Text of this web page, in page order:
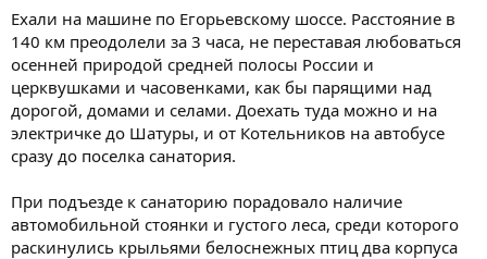
Ехали на машине по Егорьевскому шоссе. Расстояние в
140 км преодолели за 3 часа, не переставая любоваться
осенней природой средней полосы России и
церквушками и часовенками, как бы парящими над
дорогой, домами и селами. Доехать туда можно и на
электричке до Шатуры, и от Котельников на автобусе
сразу до поселка санатория.
При подъезде к санаторию порадовало наличие
автомобильной стоянки и густого леса, среди которого
раскинулись крыльями белоснежных птиц два корпуса